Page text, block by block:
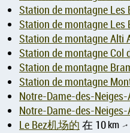
Station de montagne Les
Station de montagne Les
Station de montagne Alti
Station de montagne Col
Station de montagne
Station de montagne
Notre-Dame-des-
Notre-Dame-des-
Le Bez机场的 在 10km ↑